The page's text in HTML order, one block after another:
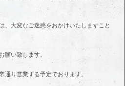
、大変なご迷惑をおかけいたしますこと
願い致します。
通り営業する予定でおります。